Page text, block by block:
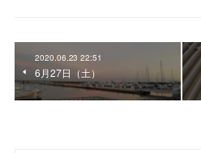
2020.06.23 22:51
6月27日（土）